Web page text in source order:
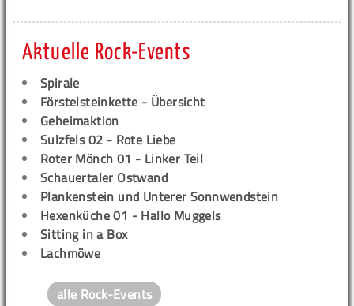
Aktuelle Rock-Events
Spirale
Förstelsteinkette - Übersicht
Geheimaktion
Sulzfels 02 - Rote Liebe
Roter Mönch 01 - Linker Teil
Schauertaler Ostwand
Plankenstein und Unterer Sonnwendstein
Hexenküche 01 - Hallo Muggels
Sitting in a Box
Lachmöwe
alle Rock-Events